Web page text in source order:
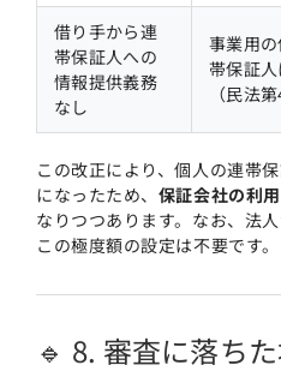
借り手から連
帯保証人への
情報提供義務
なし
事業用
帯保証
（民法
この改正により、個人の連帯
になったため、 保証会社の利
なりつつあります。なお、法
この極度額の設定は不要です。
🔹 8. 審査に落ち